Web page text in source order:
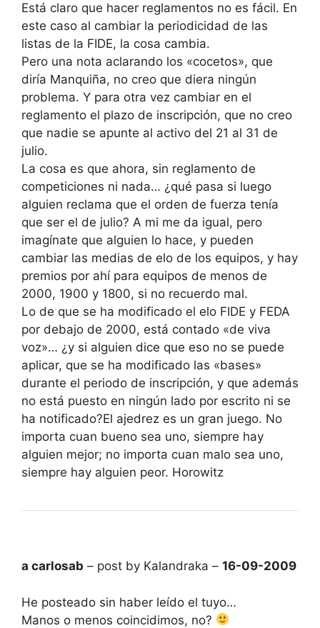
Está claro que hacer reglamentos no es fácil. En
este caso al cambiar la periodicidad de las
listas de la FIDE, la cosa cambia.
Pero una nota aclarando los «cocetos», que
diría Manquiña, no creo que diera ningún
problema. Y para otra vez cambiar en el
reglamento el plazo de inscripción, que no creo
que nadie se apunte al activo del 21 al 31 de
julio.
La cosa es que ahora, sin reglamento de
competiciones ni nada… ¿qué pasa si luego
alguien reclama que el orden de fuerza tenía
que ser el de julio? A mi me da igual, pero
imagínate que alguien lo hace, y pueden
cambiar las medias de elo de los equipos, y hay
premios por ahí para equipos de menos de
2000, 1900 y 1800, si no recuerdo mal.
Lo de que se ha modificado el elo FIDE y FEDA
por debajo de 2000, está contado «de viva
voz»… ¿y si alguien dice que eso no se puede
aplicar, que se ha modificado las «bases»
durante el periodo de inscripción, y que además
no está puesto en ningún lado por escrito ni se
ha notificado?El ajedrez es un gran juego. No
importa cuan bueno sea uno, siempre hay
alguien mejor; no importa cuan malo sea uno,
siempre hay alguien peor. Horowitz
a carlosab – post by Kalandraka – 16-09-2009
He posteado sin haber leído el tuyo…
Manos o menos coincidimos, no?